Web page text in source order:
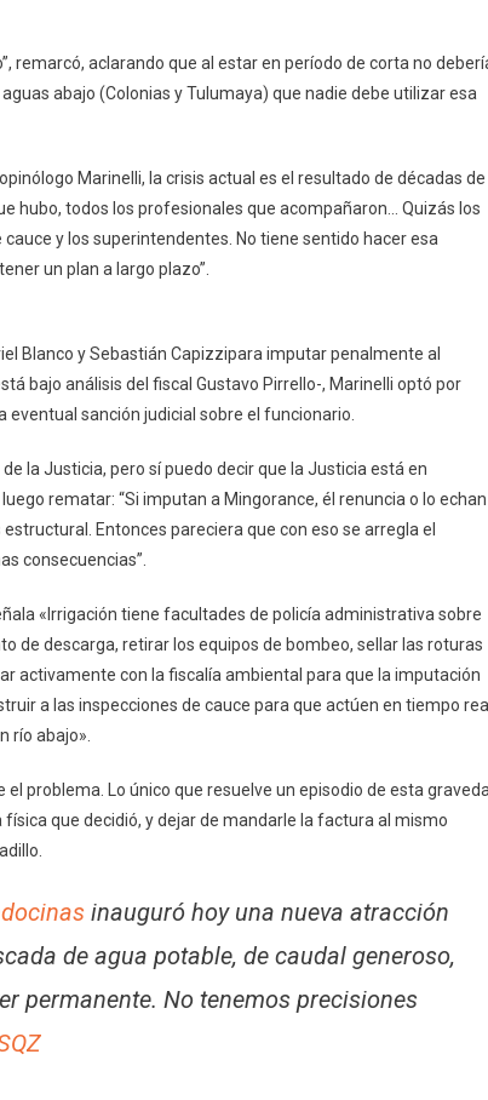
remarcó, aclarando que al estar en período de corta no
abajo (Colonias y Tulumaya) que nadie debe utilizar esa
Marinelli, la crisis actual es el resultado de décadas de
hubo, todos los profesionales que acompañaron… Quizás los
y los superintendentes. No tiene sentido hacer esa
un plan a largo plazo”.
Blanco y Sebastián Capizzipara imputar penalmente al
bajo análisis del fiscal Gustavo Pirrello-, Marinelli optó por
sanción judicial sobre el funcionario.
la Justicia, pero sí puedo decir que la Justicia está en
rematar: “Si imputan a Mingorance, él renuncia o lo
Entonces pareciera que con eso se arregla el
consecuencias”.
«Irrigación tiene facultades de policía administrativa sobre
de descarga, retirar los equipos de bombeo, sellar las roturas
activamente con la fiscalía ambiental para que la imputación
a las inspecciones de cauce para que actúen en tiempo
río abajo».
problema. Lo único que resuelve un episodio de esta
que decidió, y dejar de mandarle la factura al mismo
inauguró hoy una nueva atracción
de agua potable, de caudal generoso,
permanente. No tenemos precisiones